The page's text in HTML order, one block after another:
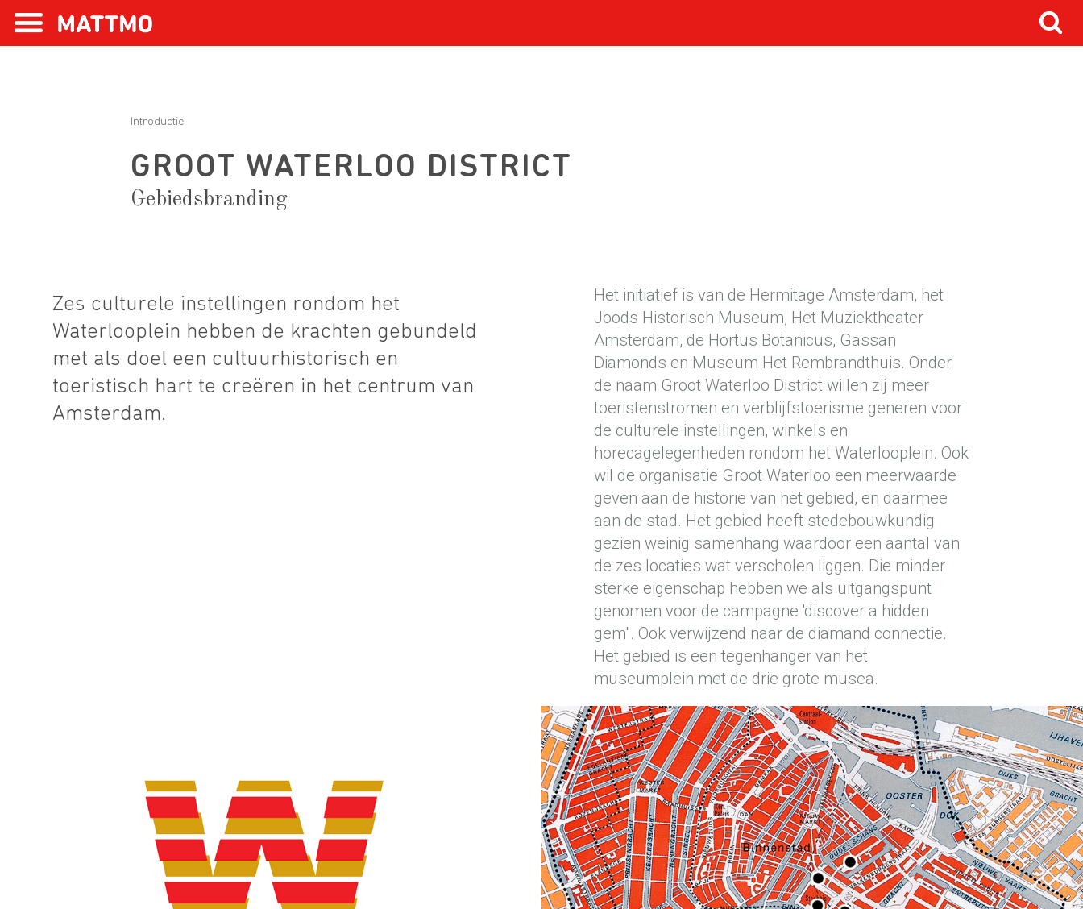
Introductie
GROOT WATERLOO DISTRICT
Gebiedsbranding
Zes culturele instellingen rondom het
Waterlooplein hebben de krachten gebundeld
met als doel een cultuurhistorisch en
toeristisch hart te creëren in het centrum van
Amsterdam.
Het initiatief is van de Hermitage Amsterdam, het
Joods Historisch Museum, Het Muziektheater
Amsterdam, de Hortus Botanicus, Gassan
Diamonds en Museum Het Rembrandthuis. Onder
de naam Groot Waterloo District willen zij meer
toeristenstromen en verblijfstoerisme generen voor
de culturele instellingen, winkels en
horecagelegenheden rondom het Waterlooplein. Ook
wil de organisatie Groot Waterloo een meerwaarde
geven aan de historie van het gebied, en daarmee
aan de stad. Het gebied heeft stedebouwkundig
gezien weinig samenhang waardoor een aantal van
de zes locaties wat verscholen liggen. Die minder
sterke eigenschap hebben we als uitgangspunt
genomen voor de campagne 'discover a hidden
gem". Ook verwijzend naar de diamand connectie.
Het gebied is een tegenhanger van het
museumplein met de drie grote musea.